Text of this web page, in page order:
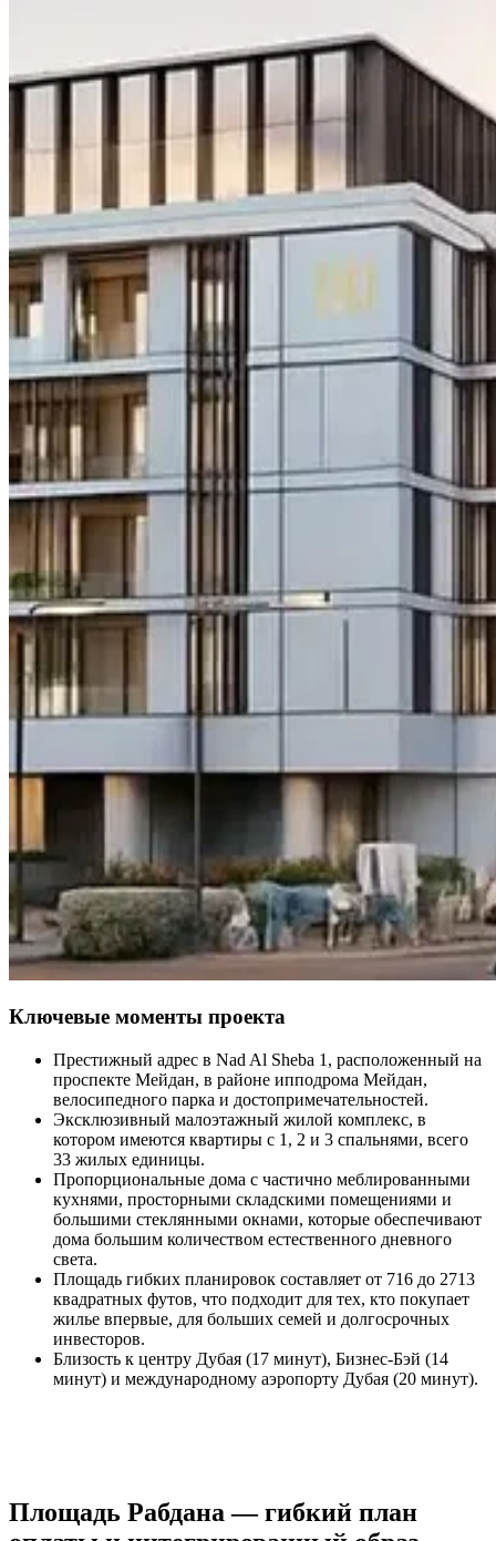
Ключевые моменты проекта
Престижный адрес в Nad Al Sheba 1, расположенный на
проспекте Мейдан, в районе ипподрома Мейдан,
велосипедного парка и достопримечательностей.
Эксклюзивный малоэтажный жилой комплекс, в
котором имеются квартиры с 1, 2 и 3 спальнями, всего
33 жилых единицы.
Пропорциональные дома с частично меблированными
кухнями, просторными складскими помещениями и
большими стеклянными окнами, которые обеспечивают
дома большим количеством естественного дневного
света.
Площадь гибких планировок составляет от 716 до 2713
квадратных футов, что подходит для тех, кто покупает
жилье впервые, для больших семей и долгосрочных
инвесторов.
Близость к центру Дубая (17 минут), Бизнес-Бэй (14
минут) и международному аэропорту Дубая (20 минут).
Площадь Рабдана — гибкий план